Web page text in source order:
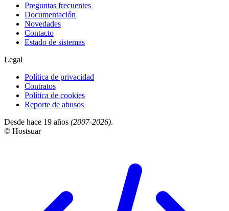
Preguntas frecuentes
Documentación
Novedades
Contacto
Estado de sistemas
Legal
Política de privacidad
Contratos
Política de cookies
Reporte de abusos
Desde hace 19 años (2007-2026).
© Hostsuar